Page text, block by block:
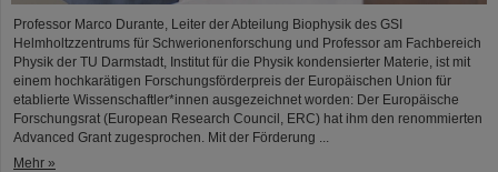
Professor Marco Durante, Leiter der Abteilung Biophysik des GSI
Helmholtzzentrums für Schwerionenforschung und Professor am Fachbereich
Physik der TU Darmstadt, Institut für die Physik kondensierter Materie, ist mit
einem hochkarätigen Forschungsförderpreis der Europäischen Union für
etablierte Wissenschaftler*innen ausgezeichnet worden: Der Europäische
Forschungsrat (European Research Council, ERC) hat ihm den renommierten
Advanced Grant zugesprochen. Mit der Förderung ...
Mehr »